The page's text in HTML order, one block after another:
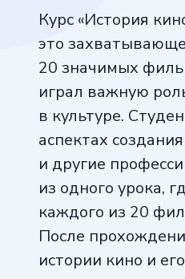
Курс «История
это
20 значимых
играл важную
в культуре.
аспектах
и другие
из одного урока,
каждого из 20
После
истории кино и